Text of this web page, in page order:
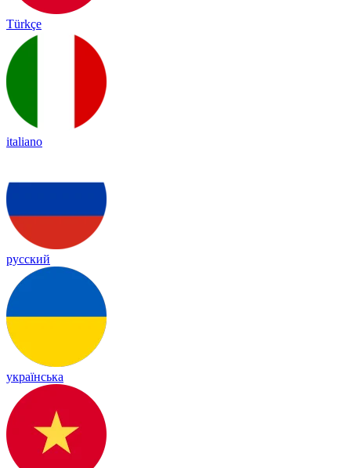
Türkçe
italiano
русский
українська